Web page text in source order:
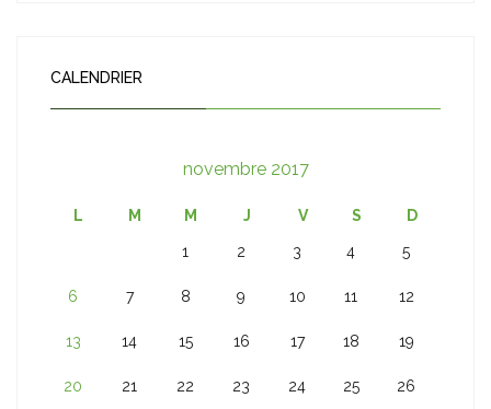
CALENDRIER
novembre 2017
L M M J V S D
1 2 3 4 5
6 7 8 9 10 11 12
13 14 15 16 17 18 19
20 21 22 23 24 25 26